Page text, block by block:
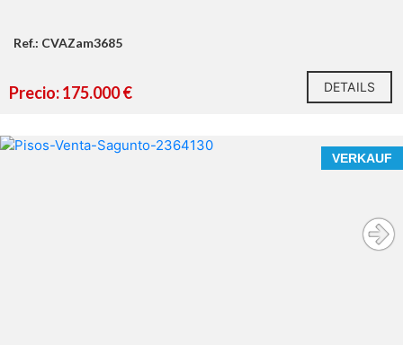
Ref.: CVAZam3685
Precio: 175.000 € DETAILS
VERKAUF